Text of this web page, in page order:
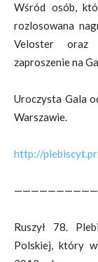
Wśród osób,
rozlosowana
Veloster oraz
zaproszenie na
Uroczysta Gala
Warszawie.
http://
Ruszył 78.
Polskiej, który